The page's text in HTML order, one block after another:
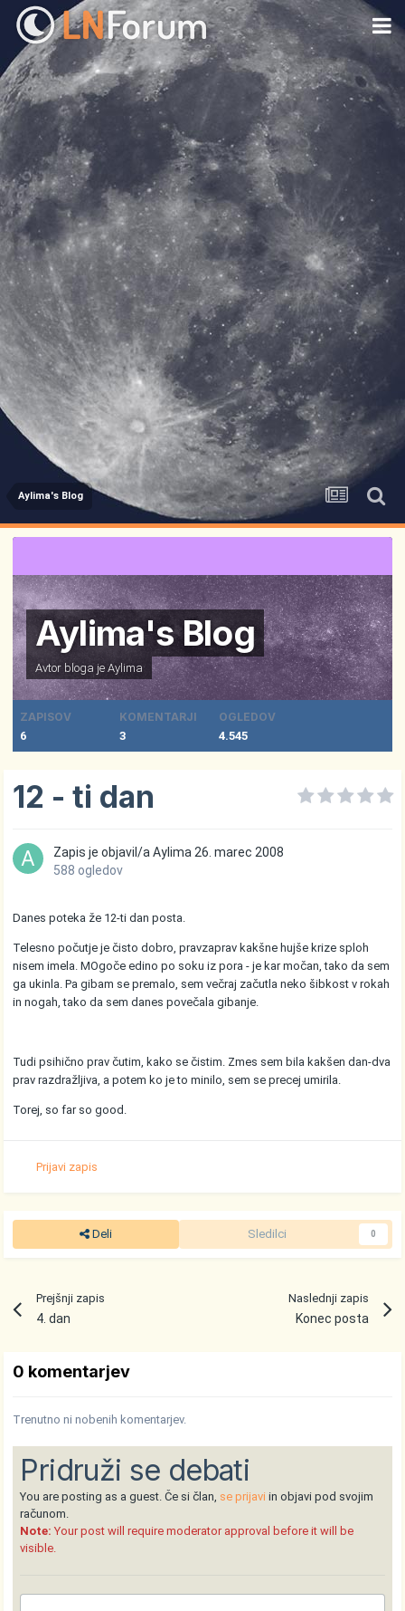
Aylima's Blog
Aylima's Blog
Avtor bloga jeAylima
ZAPISOV
6
KOMENTARJI
3
OGLEDOV
4.545
12 - ti dan
Zapis je objavil/aAylima 26. marec 2008
588 ogledov
Danes poteka že 12-ti dan posta.
Telesno počutje je čisto dobro, pravzaprav kakšne hujše krize sploh
nisem imela. MOgoče edino po soku iz pora - je kar močan, tako da sem
ga ukinla. Pa gibam se premalo, sem večraj začutla neko šibkost v rokah
in nogah, tako da sem danes povečala gibanje.
Tudi psihično prav čutim, kako se čistim. Zmes sem bila kakšen dan-dva
prav razdražljiva, a potem ko je to minilo, sem se precej umirila.
Torej, so far so good.
Prijavi zapis
Deli Sledilci 0
Prejšnji zapis
4. dan
Naslednji zapis
Konec posta
0 komentarjev
Trenutno ni nobenih komentarjev.
Pridruži se debati
You are posting as a guest. Če si član, se prijavi in objavi pod svojim
računom.
Note: Your post will require moderator approval before it will be
visible.